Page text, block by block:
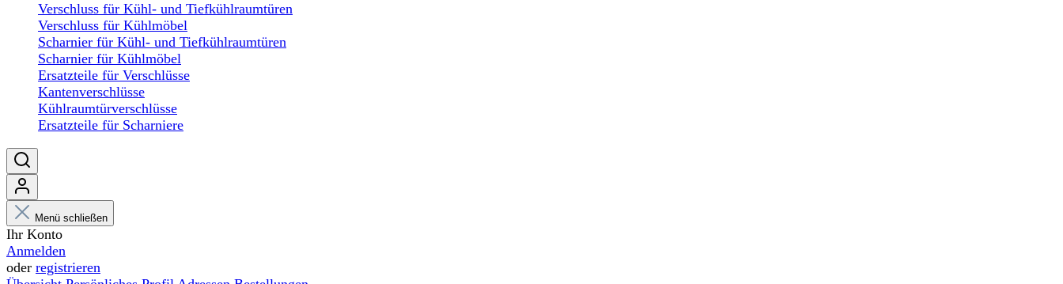
Verschluss für Kühl- und Tiefkühlraumtüren
Verschluss für Kühlmöbel
Scharnier für Kühl- und Tiefkühlraumtüren
Scharnier für Kühlmöbel
Ersatzteile für Verschlüsse
Kantenverschlüsse
Kühlraumtürverschlüsse
Ersatzteile für Scharniere
Menü schließen
Ihr Konto
Anmelden
oder registrieren